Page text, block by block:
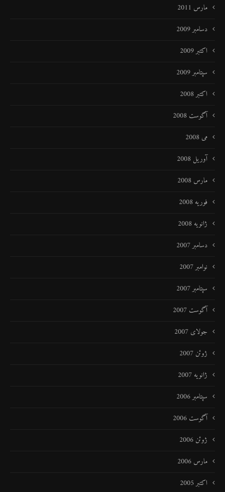
مارس 2011
دسامبر 2009
اکتبر 2009
سپتامبر 2009
اکتبر 2008
آگوست 2008
می 2008
آوریل 2008
مارس 2008
فوریه 2008
ژانویه 2008
دسامبر 2007
نوامبر 2007
سپتامبر 2007
آگوست 2007
جولای 2007
ژوئن 2007
ژانویه 2007
سپتامبر 2006
آگوست 2006
ژوئن 2006
مارس 2006
اکتبر 2005